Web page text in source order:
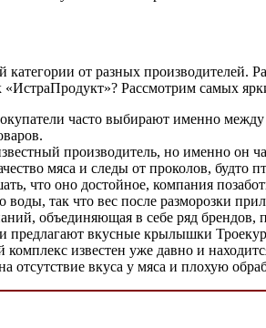
категории от разных производителей.
Рассмотрим самых
часто выбирают именно
производитель, но именно он
мяса и следы от проколов, будто
что оно достойное, компания
так что вес после разморозки
объединяющая в себе ряд брендов,
предлагают вкусные крылышки
известен уже давно и
отсутствие вкуса у мяса и плохую